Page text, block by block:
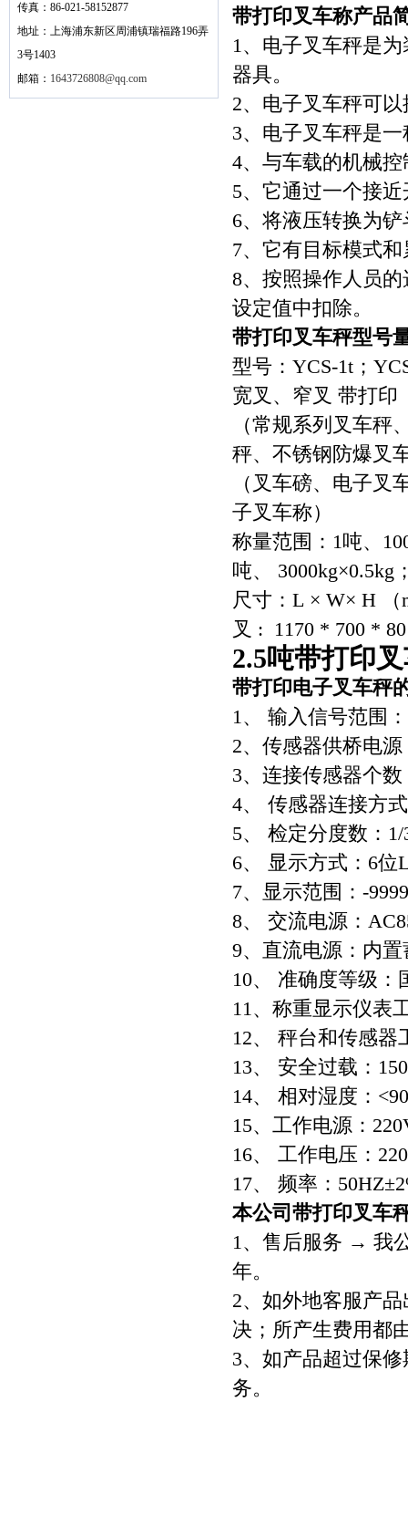
传真：86-021-58152877
地址：上海浦东新区周浦镇瑞福路196弄
3号1403
邮箱： 1643726808@qq.com
带打印叉车称产品
1、电子叉车秤是
器具。
2、电子叉车秤可
3、电子叉车秤是
4、与车载的机械
5、它通过一个接
6、将液压转换为
7、它有目标模式
8、按照操作人员
设定值中扣除。
带打印叉车秤型号
型号：YCS-1t；
宽叉、窄叉 带打印
（常规系列叉车
秤、不锈钢防爆叉
（叉车磅、电子
子叉车称）
称量范围：1吨、
吨、 3000kg×0.5kg
尺寸：L × W× H
叉 : 1170 * 700 *
2.5吨带打印
带打印电子叉车秤
1、 输入信号范围
2、传感器供桥电源
3、连接传感器个
4、 传感器连接方
5、 检定分度数：1/
6、 显示方式：6位
7、显示范围：-
8、 交流电源：
9、直流电源：内
10、 准确度等级
11、称重显示仪表
12、 秤台和传感
13、 安全过载：
14、 相对湿度：
15、工作电源：
16、 工作电压：
17、 频率：
本公司带打印叉车
1、售后服务 → 我
年。
2、如外地客服产
决；所产生费用都
3、如产品超过保
务。